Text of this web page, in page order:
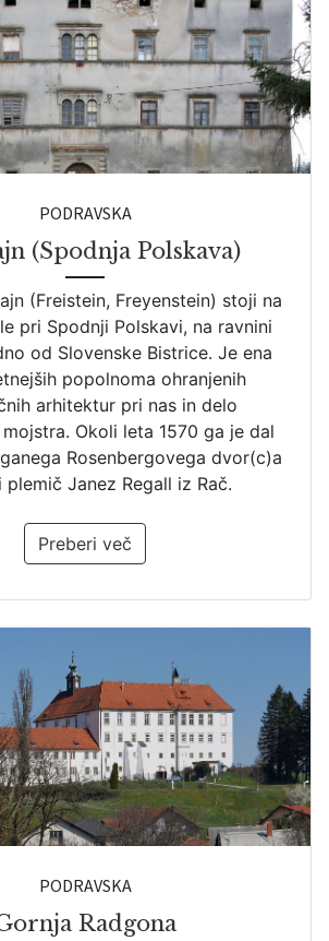
PODRAVSKA
(Spodnja Polskava)
(Freistein, Freyenstein) stoji na
pri Spodnji Polskavi, na ravnini
od Slovenske Bistrice. Je ena
popolnoma ohranjenih
arhitektur pri nas in delo
Okoli leta 1570 ga je dal
Rosenbergovega dvor(c)a
Janez Regall iz Rač.
Preberi več
PODRAVSKA
Radgona